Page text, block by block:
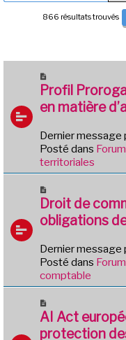
866 résultats trouvés
o
u
v
a
u
m
s
a
e
Profil
en matière
Dernier message
Posté dans
territoriales
o
u
v
a
u
m
s
a
Droit de
obligations
Dernier message
Posté dans
comptable
o
u
AI Act
protection